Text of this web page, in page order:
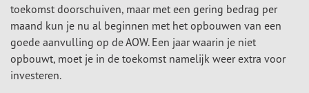
toekomst doorschuiven, maar met een gering bedrag per
maand kun je nu al beginnen met het opbouwen van een
goede aanvulling op de AOW. Een jaar waarin je niet
opbouwt, moet je in de toekomst namelijk weer extra voor
investeren.